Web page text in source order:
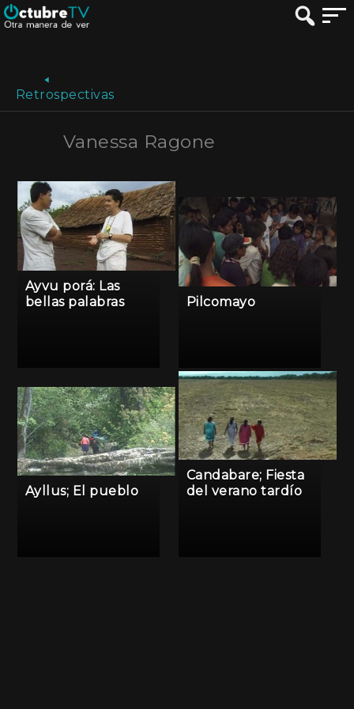
Retrospectivas
Vanessa Ragone
Ayvu porá: Las
bellas palabras
Pilcomayo
Ayllus; El pueblo
Candabare; Fiesta
del verano tardío